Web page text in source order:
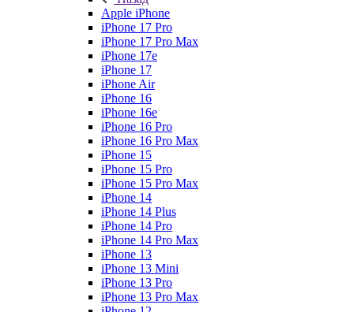
Apple iPhone
iPhone 17 Pro
iPhone 17 Pro Max
iPhone 17e
iPhone 17
iPhone Air
iPhone 16
iPhone 16e
iPhone 16 Pro
iPhone 16 Pro Max
iPhone 15
iPhone 15 Pro
iPhone 15 Pro Max
iPhone 14
iPhone 14 Plus
iPhone 14 Pro
iPhone 14 Pro Max
iPhone 13
iPhone 13 Mini
iPhone 13 Pro
iPhone 13 Pro Max